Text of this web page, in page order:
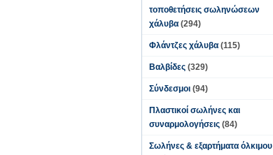
τοποθετήσεις σωληνώσεων
χάλυβα (294)
Φλάντζες χάλυβα (115)
Βαλβίδες (329)
Σύνδεσμοι (94)
Πλαστικοί σωλήνες και
συναρμολογήσεις (84)
Σωλήνες & εξαρτήματα όλκιμου